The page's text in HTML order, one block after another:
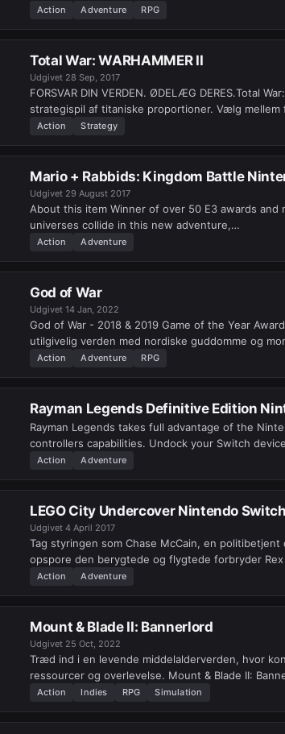
Action Adventure RPG
Total War: WARHAMMER II
Udgivet 28 Sep, 2017
FORSVAR DIN VERDEN. ØDELÆG DERES.Total
strategispil af titaniske proportioner. Vælg
Action Strategy
Mario + Rabbids: Kingdom Battle
Udgivet 29 August 2017
About this item Winner of over 50 E3 awards and
universes collide in this new adventure,…
Action Adventure
God of War
Udgivet 14 Jan, 2022
God of War - 2018 & 2019 Game of the Year
utilgivelig verden med nordiske guddomme og
Action Adventure RPG
Rayman Legends Definitive Edition
Rayman Legends takes full advantage of the
controllers capabilities. Undock your Switch
Action Adventure
LEGO City Undercover Nintendo Switch
Udgivet 4 April 2017
Tag styringen som Chase McCain, en
opspore den berygtede og flygtede forbryder
Action Adventure
Mount & Blade II: Bannerlord
Udgivet 25 Oct, 2022
Træd ind i en levende middelalderverden, hvor
ressourcer og overlevelse. Mount & Blade II:
Action Indies RPG Simulation